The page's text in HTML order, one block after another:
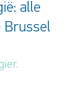
alle
Brussel